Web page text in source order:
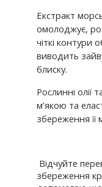
Екстракт
омолоджує,
чіткі контури
виводить
блиску.
Рослинні олії
м’якою та
збереження її
Відчуйте
збереження